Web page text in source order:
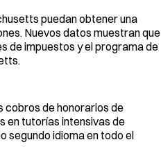
puedan obtener una
Nuevos datos muestran que
de impuestos y el programa de
cobros de honorarios de
en tutorías intensivas de
segundo idioma en todo el